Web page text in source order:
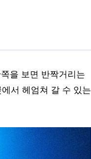
을 보면 반짝거리는
서 헤엄쳐 갈 수 있는